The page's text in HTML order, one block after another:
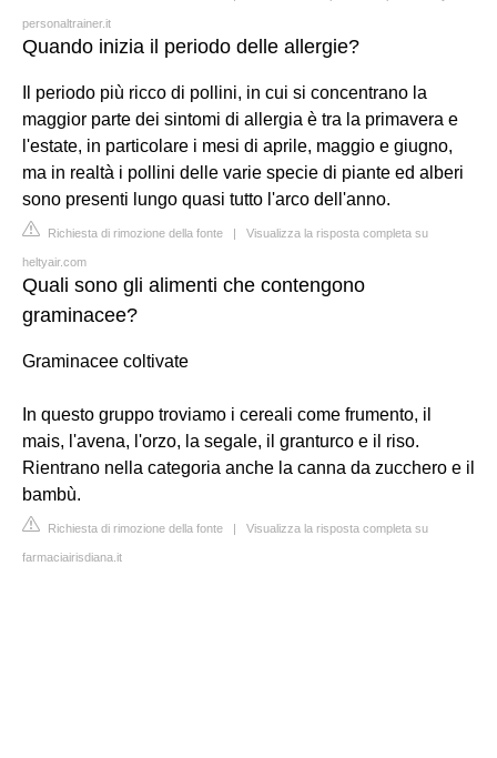
personaltrainer.it
Quando inizia il periodo delle allergie?
Il periodo più ricco di pollini, in cui si concentrano la
maggior parte dei sintomi di allergia è tra la primavera e
l'estate, in particolare i mesi di aprile, maggio e giugno,
ma in realtà i pollini delle varie specie di piante ed alberi
sono presenti lungo quasi tutto l'arco dell'anno.
Richiesta di rimozione della fonte | Visualizza la risposta completa su
heltyair.com
Quali sono gli alimenti che contengono
graminacee?
Graminacee coltivate
In questo gruppo troviamo i cereali come frumento, il
mais, l'avena, l'orzo, la segale, il granturco e il riso.
Rientrano nella categoria anche la canna da zucchero e il
bambù.
Richiesta di rimozione della fonte | Visualizza la risposta completa su
farmaciairisdiana.it